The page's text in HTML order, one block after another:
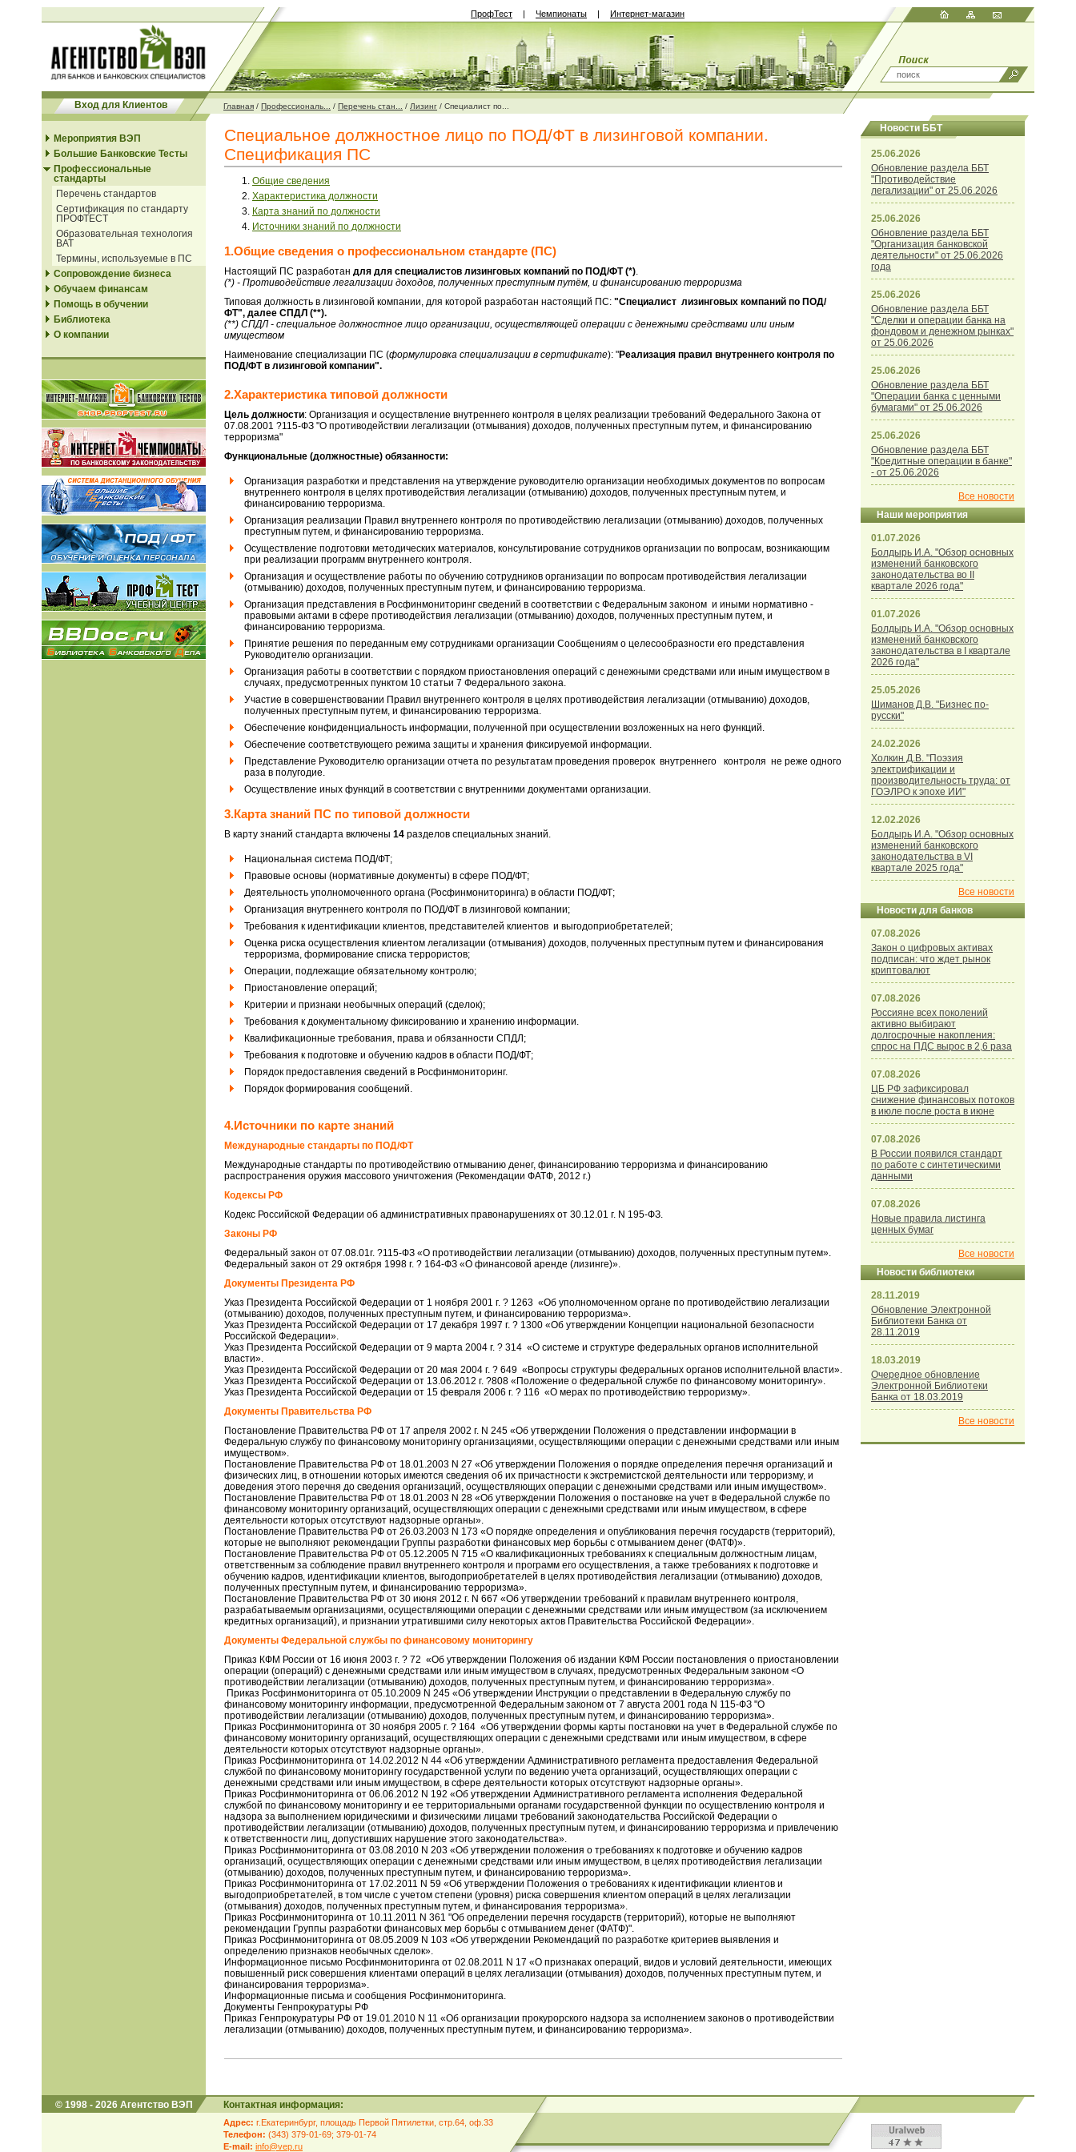
ПрофТест | Чемпионаты | Интернет-магазин
Вход для Клиентов Главная / Профессиональ... / Перечень стан... / Лизинг / Специалист по...
Мероприятия ВЭП
Большие Банковские Тесты
Профессиональные
стандарты
Перечень стандартов
Сертификация по стандарту
ПРОФТЕСТ
Образовательная технология
ВАТ
Термины, используемые в ПС
Сопровождение бизнеса
Обучаем финансам
Помощь в обучении
Библиотека
О компании
Специальное должностное лицо по ПОД/ФТ в лизинговой компании.
Спецификация ПС
Общие сведения
Характеристика должности
Карта знаний по должности
Источники знаний по должности
1.Общие сведения о профессиональном стандарте (ПС)
Настоящий ПС разработан для для специалистов лизинговых компаний по ПОД/ФТ (*).
(*) - Противодействие легализации доходов, полученных преступным путём, и финансированию терроризма
Типовая должность в лизинговой компании, для которой разработан настоящий ПС: "Специалист лизинговых компаний по ПОД/
ФТ", далее СПДЛ (**).
(**) СПДЛ - специальное должностное лицо организации, осуществляющей операции с денежными средствами или иным
имуществом
Наименование специализации ПС (формулировка специализации в сертификате): "Реализация правил внутреннего контроля по
ПОД/ФТ в лизинговой компании".
2.Характеристика типовой должности
Цель должности: Организация и осуществление внутреннего контроля в целях реализации требований Федерального Закона от
07.08.2001 ?115-ФЗ "О противодействии легализации (отмывания) доходов, полученных преступным путем, и финансированию
терроризма"
Функциональные (должностные) обязанности:
Организация разработки и представления на утверждение руководителю организации необходимых документов по вопросам
внутреннего контроля в целях противодействия легализации (отмыванию) доходов, полученных преступным путем, и
финансированию терроризма.
Организация реализации Правил внутреннего контроля по противодействию легализации (отмыванию) доходов, полученных
преступным путем, и финансированию терроризма.
Осуществление подготовки методических материалов, консультирование сотрудников организации по вопросам, возникающим
при реализации программ внутреннего контроля.
Организация и осуществление работы по обучению сотрудников организации по вопросам противодействия легализации
(отмыванию) доходов, полученных преступным путем, и финансированию терроризма.
Организация представления в Росфинмониторинг сведений в соответствии с Федеральным законом и иными нормативно -
правовыми актами в сфере противодействия легализации (отмыванию) доходов, полученных преступным путем, и
финансированию терроризма.
Принятие решения по переданным ему сотрудниками организации Сообщениям о целесообразности его представления
Руководителю организации.
Организация работы в соответствии с порядком приостановления операций с денежными средствами или иным имуществом в
случаях, предусмотренных пунктом 10 статьи 7 Федерального закона.
Участие в совершенствовании Правил внутреннего контроля в целях противодействия легализации (отмыванию) доходов,
полученных преступным путем, и финансированию терроризма.
Обеспечение конфиденциальность информации, полученной при осуществлении возложенных на него функций.
Обеспечение соответствующего режима защиты и хранения фиксируемой информации.
Представление Руководителю организации отчета по результатам проведения проверок внутреннего контроля не реже одного
раза в полугодие.
Осуществление иных функций в соответствии с внутренними документами организации.
3.Карта знаний ПС по типовой должности
В карту знаний стандарта включены 14 разделов специальных знаний.
Национальная система ПОД/ФТ;
Правовые основы (нормативные документы) в сфере ПОД/ФТ;
Деятельность уполномоченного органа (Росфинмониторинга) в области ПОД/ФТ;
Организация внутреннего контроля по ПОД/ФТ в лизинговой компании;
Требования к идентификации клиентов, представителей клиентов и выгодоприобретателей;
Оценка риска осуществления клиентом легализации (отмывания) доходов, полученных преступным путем и финансирования
терроризма, формирование списка террористов;
Операции, подлежащие обязательному контролю;
Приостановление операций;
Критерии и признаки необычных операций (сделок);
Требования к документальному фиксированию и хранению информации.
Квалификационные требования, права и обязанности СПДЛ;
Требования к подготовке и обучению кадров в области ПОД/ФТ;
Порядок предоставления сведений в Росфинмониторинг.
Порядок формирования сообщений.
4.Источники по карте знаний
Международные стандарты по ПОД/ФТ
Международные стандарты по противодействию отмыванию денег, финансированию терроризма и финансированию
распространения оружия массового уничтожения (Рекомендации ФАТФ, 2012 г.)
Кодексы РФ
Кодекс Российской Федерации об административных правонарушениях от 30.12.01 г. N 195-ФЗ.
Законы РФ
Федеральный закон от 07.08.01г. ?115-ФЗ «О противодействии легализации (отмыванию) доходов, полученных преступным путем».
Федеральный закон от 29 октября 1998 г. ? 164-ФЗ «О финансовой аренде (лизинге)».
Документы Президента РФ
Указ Президента Российской Федерации от 1 ноября 2001 г. ? 1263 «Об уполномоченном органе по противодействию легализации
(отмыванию) доходов, полученных преступным путем, и финансированию терроризма».
Указ Президента Российской Федерации от 17 декабря 1997 г. ? 1300 «Об утверждении Концепции национальной безопасности
Российской Федерации».
Указ Президента Российской Федерации от 9 марта 2004 г. ? 314 «О системе и структуре федеральных органов исполнительной
власти».
Указ Президента Российской Федерации от 20 мая 2004 г. ? 649 «Вопросы структуры федеральных органов исполнительной власти».
Указ Президента Российской Федерации от 13.06.2012 г. ?808 «Положение о федеральной службе по финансовому мониторингу».
Указ Президента Российской Федерации от 15 февраля 2006 г. ? 116 «О мерах по противодействию терроризму».
Документы Правительства РФ
Постановление Правительства РФ от 17 апреля 2002 г. N 245 «Об утверждении Положения о представлении информации в
Федеральную службу по финансовому мониторингу организациями, осуществляющими операции с денежными средствами или иным
имуществом».
Постановление Правительства РФ от 18.01.2003 N 27 «Об утверждении Положения о порядке определения перечня организаций и
физических лиц, в отношении которых имеются сведения об их причастности к экстремистской деятельности или терроризму, и
доведения этого перечня до сведения организаций, осуществляющих операции с денежными средствами или иным имуществом».
Постановление Правительства РФ от 18.01.2003 N 28 «Об утверждении Положения о постановке на учет в Федеральной службе по
финансовому мониторингу организаций, осуществляющих операции с денежными средствами или иным имуществом, в сфере
деятельности которых отсутствуют надзорные органы».
Постановление Правительства РФ от 26.03.2003 N 173 «О порядке определения и опубликования перечня государств (территорий),
которые не выполняют рекомендации Группы разработки финансовых мер борьбы с отмыванием денег (ФАТФ)».
Постановление Правительства РФ от 05.12.2005 N 715 «О квалификационных требованиях к специальным должностным лицам,
ответственным за соблюдение правил внутреннего контроля и программ его осуществления, а также требованиях к подготовке и
обучению кадров, идентификации клиентов, выгодоприобретателей в целях противодействия легализации (отмыванию) доходов,
полученных преступным путем, и финансированию терроризма».
Постановление Правительства РФ от 30 июня 2012 г. N 667 «Об утверждении требований к правилам внутреннего контроля,
разрабатываемым организациями, осуществляющими операции с денежными средствами или иным имуществом (за исключением
кредитных организаций), и признании утратившими силу некоторых актов Правительства Российской Федерации».
Документы Федеральной службы по финансовому мониторингу
Приказ КФМ России от 16 июня 2003 г. ? 72 «Об утверждении Положения об издании КФМ России постановления о приостановлении
операции (операций) с денежными средствами или иным имуществом в случаях, предусмотренных Федеральным законом <О
противодействии легализации (отмыванию) доходов, полученных преступным путем, и финансированию терроризма».
Приказ Росфинмониторинга от 05.10.2009 N 245 «Об утверждении Инструкции о представлении в Федеральную службу по
финансовому мониторингу информации, предусмотренной Федеральным законом от 7 августа 2001 года N 115-ФЗ "О
противодействии легализации (отмыванию) доходов, полученных преступным путем, и финансированию терроризма».
Приказ Росфинмониторинга от 30 ноября 2005 г. ? 164 «Об утверждении формы карты постановки на учет в Федеральной службе по
финансовому мониторингу организаций, осуществляющих операции с денежными средствами или иным имуществом, в сфере
деятельности которых отсутствуют надзорные органы».
Приказ Росфинмониторинга от 14.02.2012 N 44 «Об утверждении Административного регламента предоставления Федеральной
службой по финансовому мониторингу государственной услуги по ведению учета организаций, осуществляющих операции с
денежными средствами или иным имуществом, в сфере деятельности которых отсутствуют надзорные органы».
Приказ Росфинмониторинга от 06.06.2012 N 192 «Об утверждении Административного регламента исполнения Федеральной
службой по финансовому мониторингу и ее территориальными органами государственной функции по осуществлению контроля и
надзора за выполнением юридическими и физическими лицами требований законодательства Российской Федерации о
противодействии легализации (отмыванию) доходов, полученных преступным путем, и финансированию терроризма и привлечению
к ответственности лиц, допустивших нарушение этого законодательства».
Приказ Росфинмониторинга от 03.08.2010 N 203 «Об утверждении положения о требованиях к подготовке и обучению кадров
организаций, осуществляющих операции с денежными средствами или иным имуществом, в целях противодействия легализации
(отмыванию) доходов, полученных преступным путем, и финансированию терроризма».
Приказ Росфинмониторинга от 17.02.2011 N 59 «Об утверждении Положения о требованиях к идентификации клиентов и
выгодоприобретателей, в том числе с учетом степени (уровня) риска совершения клиентом операций в целях легализации
(отмывания) доходов, полученных преступным путем, и финансирования терроризма».
Приказ Росфинмониторинга от 10.11.2011 N 361 "Об определении перечня государств (территорий), которые не выполняют
рекомендации Группы разработки финансовых мер борьбы с отмыванием денег (ФАТФ)".
Приказ Росфинмониторинга от 08.05.2009 N 103 «Об утверждении Рекомендаций по разработке критериев выявления и
определению признаков необычных сделок».
Информационное письмо Росфинмониторинга от 02.08.2011 N 17 «О признаках операций, видов и условий деятельности, имеющих
повышенный риск совершения клиентами операций в целях легализации (отмывания) доходов, полученных преступным путем, и
финансирования терроризма».
Информационные письма и сообщения Росфинмониторинга.
Документы Генпрокуратуры РФ
Приказ Генпрокуратуры РФ от 19.01.2010 N 11 «Об организации прокурорского надзора за исполнением законов о противодействии
легализации (отмыванию) доходов, полученных преступным путем, и финансированию терроризма».
Новости ББТ
25.06.2026
Обновление раздела ББТ
"Противодействие
легализации" от 25.06.2026
25.06.2026
Обновление раздела ББТ
"Организация банковской
деятельности" от 25.06.2026
года
25.06.2026
Обновление раздела ББТ
"Сделки и операции банка на
фондовом и денежном рынках"
от 25.06.2026
25.06.2026
Обновление раздела ББТ
"Операции банка с ценными
бумагами" от 25.06.2026
25.06.2026
Обновление раздела ББТ
"Кредитные операции в банке"
- от 25.06.2026
Все новости
Наши мероприятия
01.07.2026
Болдырь И.А. "Обзор основных
изменений банковского
законодательства во II
квартале 2026 года"
01.07.2026
Болдырь И.А. "Обзор основных
изменений банковского
законодательства в I квартале
2026 года"
25.05.2026
Шиманов Д.В. "Бизнес по-
русски"
24.02.2026
Холкин Д.В. "Поэзия
электрификации и
производительность труда: от
ГОЭЛРО к эпохе ИИ"
12.02.2026
Болдырь И.А. "Обзор основных
изменений банковского
законодательства в VI
квартале 2025 года"
Все новости
Новости для банков
07.08.2026
Закон о цифровых активах
подписан: что ждет рынок
криптовалют
07.08.2026
Россияне всех поколений
активно выбирают
долгосрочные накопления:
спрос на ПДС вырос в 2,6 раза
07.08.2026
ЦБ РФ зафиксировал
снижение финансовых потоков
в июле после роста в июне
07.08.2026
В России появился стандарт
по работе с синтетическими
данными
07.08.2026
Новые правила листинга
ценных бумаг
Все новости
Новости библиотеки
28.11.2019
Обновление Электронной
Библиотеки Банка от
28.11.2019
18.03.2019
Очередное обновление
Электронной Библиотеки
Банка от 18.03.2019
Все новости
© 1998 - 2026 Агентство ВЭП Контактная информация:
Адрес: г.Екатеринбург, площадь Первой Пятилетки, стр.64, оф.33
Телефон: (343) 379-01-69; 379-01-74
E-mail: info@vep.ru